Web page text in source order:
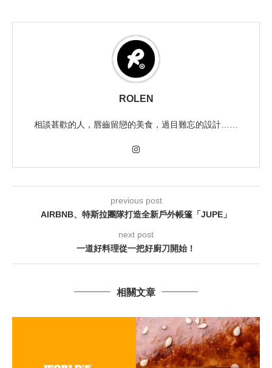
ROLEN
相談甚歡的人，唇齒留戀的美食，過目難忘的設計……
previous post
AIRBNB、特斯拉團隊打造全新戶外帳篷「JUPE」
next post
一道好料理從一把好廚刀開始！
相關文章